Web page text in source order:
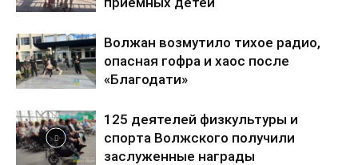
Волжан возмутило тихое радио,
опасная гофра и хаос после
«Благодати»
125 деятелей физкультуры и
спорта Волжского получили
заслуженные награды